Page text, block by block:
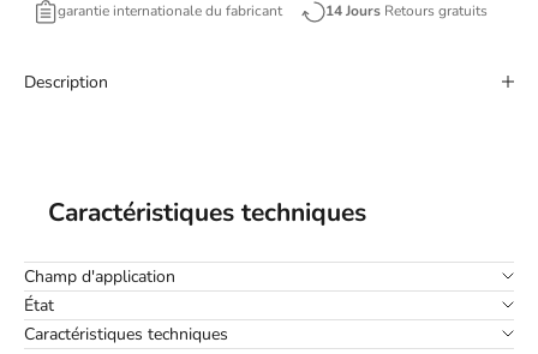
garantie internationale du fabricant 14 Jours Retours gratuits
Description
Caractéristiques techniques
Champ d'application
État
Caractéristiques techniques